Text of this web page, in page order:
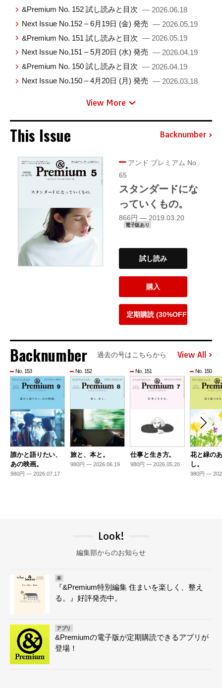
&Premium No. 152 試し読みと目次 — 2026.06.18
Next Issue No.152 – 6月19日 (金) 発売 — 2026.05.19
&Premium No. 151 試し読みと目次 — 2026.05.19
Next Issue No.151 – 5月20日 (水) 発売 — 2026.04.19
&Premium No. 150 試し読みと目次 — 2026.04.19
Next Issue No.150 – 4月20日 (月) 発売 — 2026.03.18
View More
This Issue Backnumber
アンド プレミアム No.
65
スタンダードにな
っていくもの。
866円 — 2019.03.20
電子版あり
試し読み
購入
定期購読 (30%OFF)
Backnumber 過去の号はこちらから View All
No. 153
誰かと語りたい、
あの映画。
980円 — 2026.07.17
No. 152
旅と、本と。
980円 — 2026.06.19
No. 151
仕事と生き方。
980円 — 2026.05.20
No. 150
花と緑の
し。
980円 —
Look!
編集部からのお知らせ
本
『&Premium特別編集 住まいを楽しく、整え
る。』好評発売中。
アプリ
&Premiumの電子版が定期購読できるアプリが
登場！